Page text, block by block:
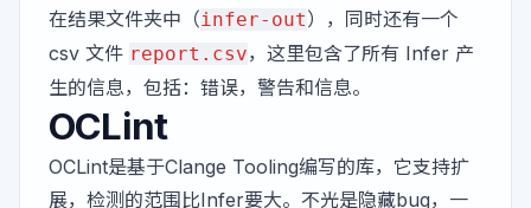
在结果文件夹中（infer-out），同时还有一个
csv 文件 report.csv，这里包含了所有 Infer 产
生的信息，包括：错误，警告和信息。
OCLint
OCLint是基于Clange Tooling编写的库，它支持扩
展，检测的范围比Infer要大。不光是隐藏bug，一